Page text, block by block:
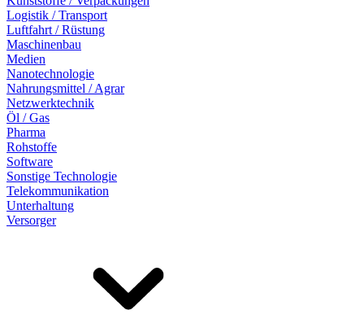
Logistik / Transport
Luftfahrt / Rüstung
Maschinenbau
Medien
Nanotechnologie
Nahrungsmittel / Agrar
Netzwerktechnik
Öl / Gas
Pharma
Rohstoffe
Software
Sonstige Technologie
Telekommunikation
Unterhaltung
Versorger